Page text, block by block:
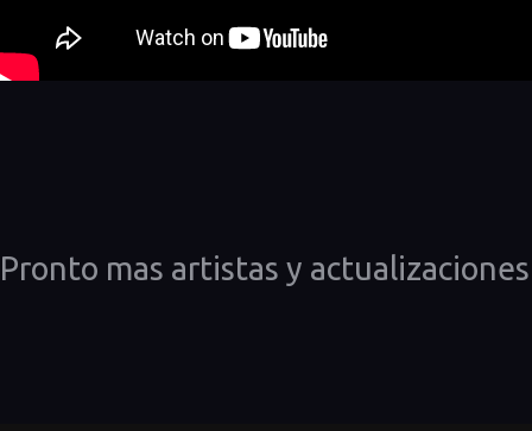
Pronto mas artistas y actualizaciones